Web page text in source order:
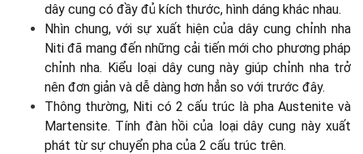
dây cung có đầy đủ kích thước, hình dáng khác nhau.
Nhìn chung, với sự xuất hiện của dây cung chỉnh nha
Niti đã mang đến những cải tiến mới cho phương pháp
chỉnh nha. Kiểu loại dây cung này giúp chỉnh nha trở
nên đơn giản và dễ dàng hơn hẳn so với trước đây.
Thông thường, Niti có 2 cấu trúc là pha Austenite và
Martensite. Tính đàn hồi của loại dây cung này xuất
phát từ sự chuyển pha của 2 cấu trúc trên.